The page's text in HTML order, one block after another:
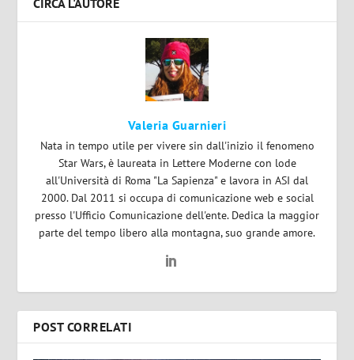
Valeria Guarnieri
Nata in tempo utile per vivere sin dall'inizio il fenomeno
Star Wars, è laureata in Lettere Moderne con lode
all'Università di Roma "La Sapienza" e lavora in ASI dal
2000. Dal 2011 si occupa di comunicazione web e social
presso l'Ufficio Comunicazione dell'ente. Dedica la maggior
parte del tempo libero alla montagna, suo grande amore.
POST CORRELATI